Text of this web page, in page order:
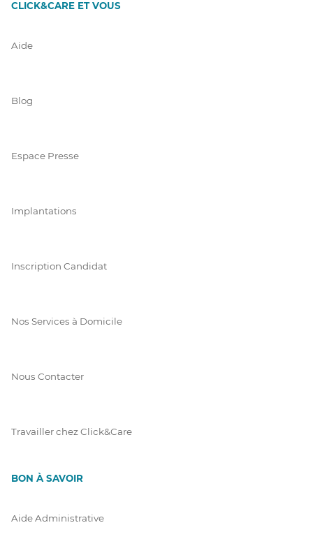
CLICK&CARE ET VOUS
Aide
Blog
Espace Presse
Implantations
Inscription Candidat
Nos Services à Domicile
Nous Contacter
Travailler chez Click&Care
BON À SAVOIR
Aide Administrative